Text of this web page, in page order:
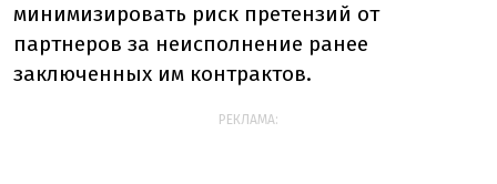
минимизировать риск претензий от
партнеров за неисполнение ранее
заключенных им контрактов.
РЕКЛАМА: